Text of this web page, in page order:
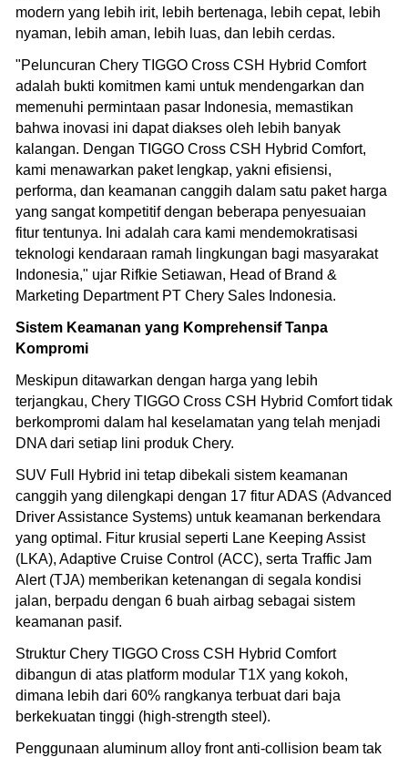
modern yang lebih irit, lebih bertenaga, lebih cepat, lebih
nyaman, lebih aman, lebih luas, dan lebih cerdas.
"Peluncuran Chery TIGGO Cross CSH Hybrid Comfort
adalah bukti komitmen kami untuk mendengarkan dan
memenuhi permintaan pasar Indonesia, memastikan
bahwa inovasi ini dapat diakses oleh lebih banyak
kalangan. Dengan TIGGO Cross CSH Hybrid Comfort,
kami menawarkan paket lengkap, yakni efisiensi,
performa, dan keamanan canggih dalam satu paket harga
yang sangat kompetitif dengan beberapa penyesuaian
fitur tentunya. Ini adalah cara kami mendemokratisasi
teknologi kendaraan ramah lingkungan bagi masyarakat
Indonesia," ujar Rifkie Setiawan, Head of Brand &
Marketing Department PT Chery Sales Indonesia.
Sistem Keamanan yang Komprehensif Tanpa
Kompromi
Meskipun ditawarkan dengan harga yang lebih
terjangkau, Chery TIGGO Cross CSH Hybrid Comfort tidak
berkompromi dalam hal keselamatan yang telah menjadi
DNA dari setiap lini produk Chery.
SUV Full Hybrid ini tetap dibekali sistem keamanan
canggih yang dilengkapi dengan 17 fitur ADAS (Advanced
Driver Assistance Systems) untuk keamanan berkendara
yang optimal. Fitur krusial seperti Lane Keeping Assist
(LKA), Adaptive Cruise Control (ACC), serta Traffic Jam
Alert (TJA) memberikan ketenangan di segala kondisi
jalan, berpadu dengan 6 buah airbag sebagai sistem
keamanan pasif.
Struktur Chery TIGGO Cross CSH Hybrid Comfort
dibangun di atas platform modular T1X yang kokoh,
dimana lebih dari 60% rangkanya terbuat dari baja
berkekuatan tinggi (high-strength steel).
Penggunaan aluminum alloy front anti-collision beam tak